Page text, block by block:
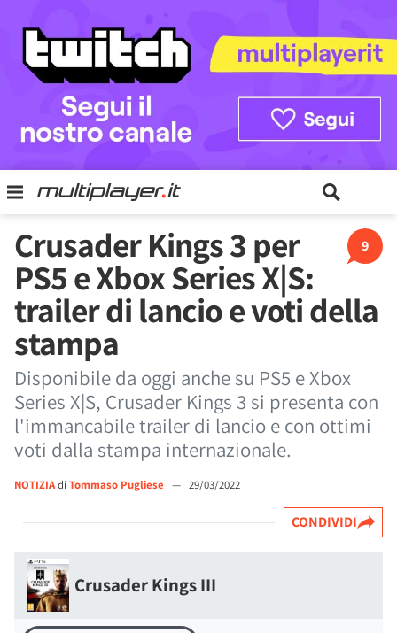
9
Crusader Kings 3 per
PS5 e Xbox Series X|S:
trailer di lancio e voti della
stampa
Disponibile da oggi anche su PS5 e Xbox
Series X|S, Crusader Kings 3 si presenta con
l'immancabile trailer di lancio e con ottimi
voti dalla stampa internazionale.
NOTIZIAdi Tommaso Pugliese — 29/03/2022
CONDIVIDI
Crusader Kings III